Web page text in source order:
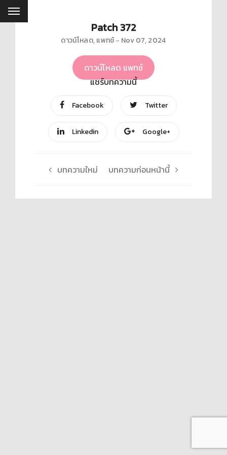
Patch 372
ดาวน์โหลด,แพทช์ Nov 07, 2024
ดาวน์โหลด แพทช์
แชร์บทความนี้
Facebook Twitter
Linkedin Google+
บทความใหม่ บทความก่อนหน้านี้